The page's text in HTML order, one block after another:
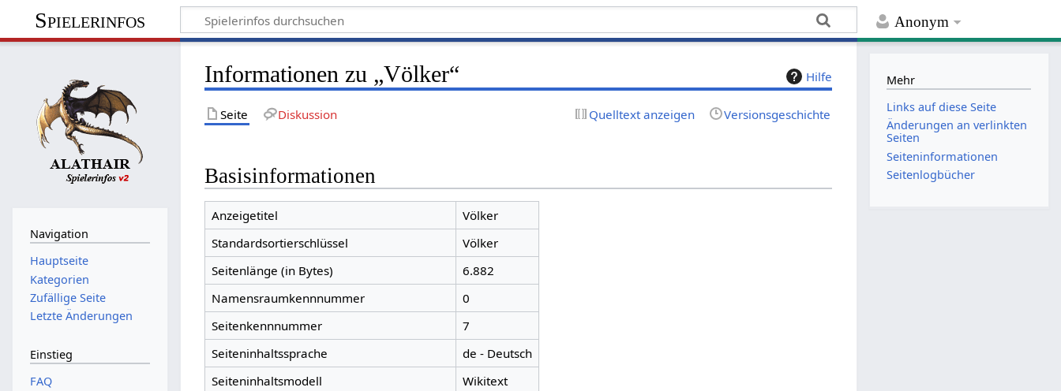
Anonym
Spielerinfos
Hilfe
Informationen zu „Völker“
Seite Diskussion Quelltext anzeigen Versionsgeschichte
Basisinformationen
Anzeigetitel
Völker
Standardsortierschlüssel
Völker
Seitenlänge (in Bytes)
6.882
Namensraumkennnummer
0
Seitenkennnummer
7
Seiteninhaltssprache
de - Deutsch
Seiteninhaltsmodell
Wikitext
Navigation
Hauptseite
Kategorien
Zufällige Seite
Letzte Änderungen
Einstieg
FAQ
Mehr
Links auf diese Seite
Änderungen an verlinkten
Seiten
Seiten­­informationen
Seitenlogbücher